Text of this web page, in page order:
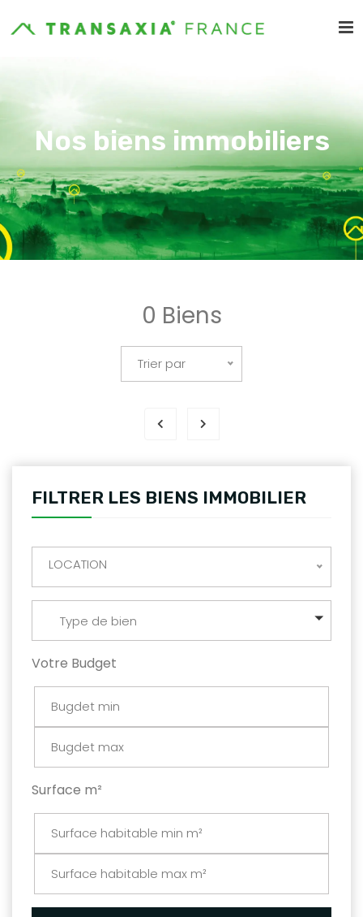
Nos biens immobiliers
0 Biens
Trier par
FILTRER LES BIENS IMMOBILIER
LOCATION
Type de bien
Votre Budget
Surface m²